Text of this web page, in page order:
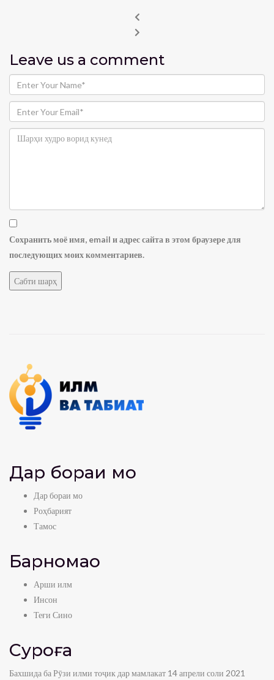
Leave us a comment
Сохранить моё имя, email и адрес сайта в этом браузере для
последующих моих комментариев.
Дар бораи мо
Дар бораи мо
Роҳбарият
Тамос
Барномаҳо
Арши илм
Инсон
Теғи Сино
Суроға
Бахшида ба Рӯзи илми тоҷик дар мамлакат 14 апрели соли 2021